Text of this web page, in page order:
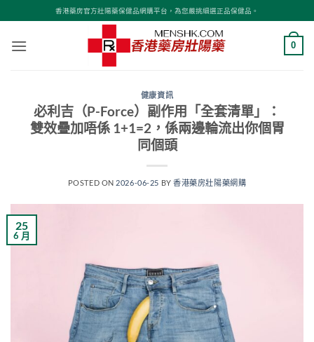
to
content
香港藥房官方壯陽藥保健品網購平台，為您嚴挑細選正品保健品。
0
健康資訊
必利吉（P-Force）副作用「全套清單」：
雙效疊加唔係 1+1=2，係兩邊輪流出你個胃
同個頭
POSTED ON 2026-06-25 BY香港藥房壯陽藥網購
25
6 月